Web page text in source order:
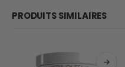
PRODUITS SIMILAIRES